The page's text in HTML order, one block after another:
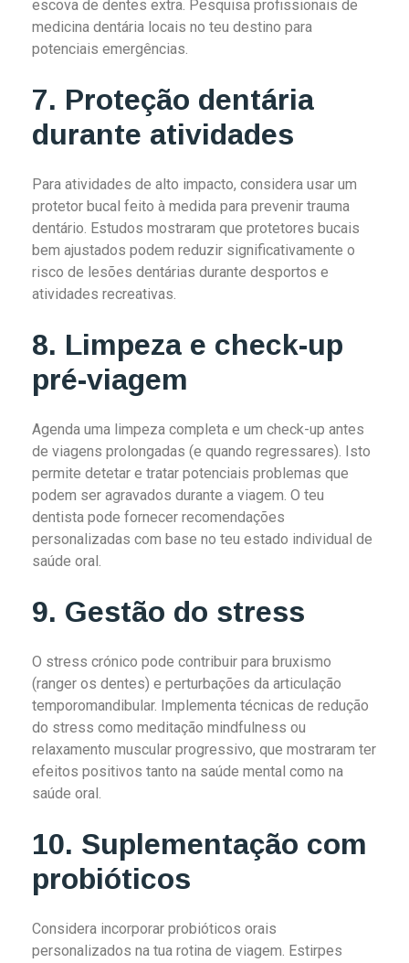
escova de dentes extra. Pesquisa profissionais de
medicina dentária locais no teu destino para
potenciais emergências.
7. Proteção dentária
durante atividades
Para atividades de alto impacto, considera usar um
protetor bucal feito à medida para prevenir trauma
dentário. Estudos mostraram que protetores bucais
bem ajustados podem reduzir significativamente o
risco de lesões dentárias durante desportos e
atividades recreativas.
8. Limpeza e check-up
pré-viagem
Agenda uma limpeza completa e um check-up antes
de viagens prolongadas (e quando regressares). Isto
permite detetar e tratar potenciais problemas que
podem ser agravados durante a viagem. O teu
dentista pode fornecer recomendações
personalizadas com base no teu estado individual de
saúde oral.
9. Gestão do stress
O stress crónico pode contribuir para bruxismo
(ranger os dentes) e perturbações da articulação
temporomandibular. Implementa técnicas de redução
do stress como meditação mindfulness ou
relaxamento muscular progressivo, que mostraram ter
efeitos positivos tanto na saúde mental como na
saúde oral.
10. Suplementação com
probióticos
Considera incorporar probióticos orais
personalizados na tua rotina de viagem. Estirpes